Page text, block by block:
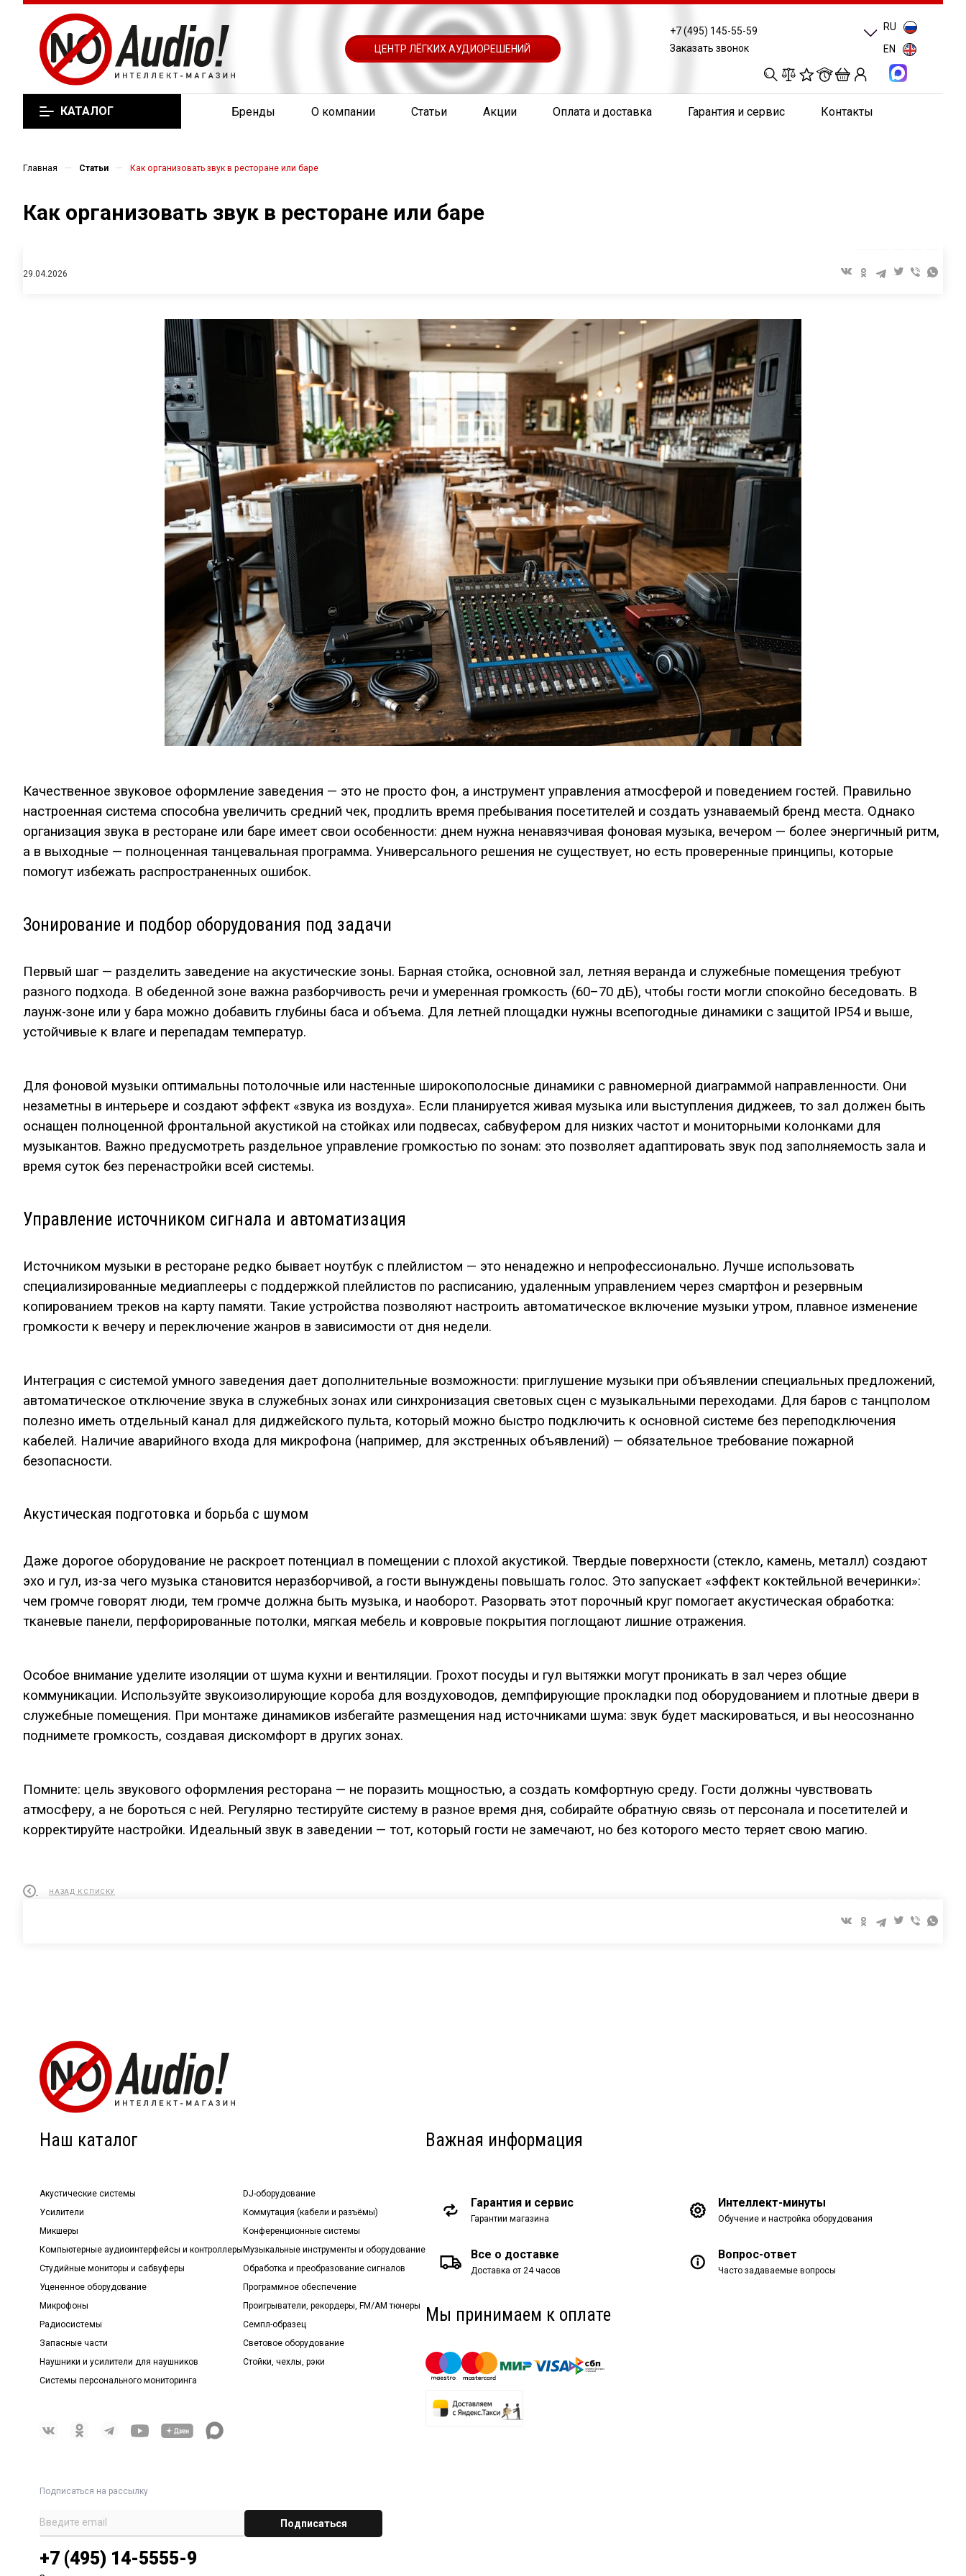
ЦЕНТР ЛЁГКИХ АУДИОРЕШЕНИЙ
+7 (495) 145-55-59
Заказать звонок
0
RU
EN
КАТАЛОГ Бренды О компании Статьи Акции Оплата и доставка Гарантия и сервис Контакты
Главная — Статьи — Как организовать звук в ресторане или баре
Как организовать звук в ресторане или баре
29.04.2026
Качественное звуковое оформление заведения — это не просто фон, а инструмент управления атмосферой и поведением гостей. Правильно
настроенная система способна увеличить средний чек, продлить время пребывания посетителей и создать узнаваемый бренд места. Однако
организация звука в ресторане или баре имеет свои особенности: днем нужна ненавязчивая фоновая музыка, вечером — более энергичный ритм,
а в выходные — полноценная танцевальная программа. Универсального решения не существует, но есть проверенные принципы, которые
помогут избежать распространенных ошибок.
Зонирование и подбор оборудования под задачи
Первый шаг — разделить заведение на акустические зоны. Барная стойка, основной зал, летняя веранда и служебные помещения требуют
разного подхода. В обеденной зоне важна разборчивость речи и умеренная громкость (60–70 дБ), чтобы гости могли спокойно беседовать. В
лаунж-зоне или у бара можно добавить глубины баса и объема. Для летней площадки нужны всепогодные динамики с защитой IP54 и выше,
устойчивые к влаге и перепадам температур.
Для фоновой музыки оптимальны потолочные или настенные широкополосные динамики с равномерной диаграммой направленности. Они
незаметны в интерьере и создают эффект «звука из воздуха». Если планируется живая музыка или выступления диджеев, то зал должен быть
оснащен полноценной фронтальной акустикой на стойках или подвесах, сабвуфером для низких частот и мониторными колонками для
музыкантов. Важно предусмотреть раздельное управление громкостью по зонам: это позволяет адаптировать звук под заполняемость зала и
время суток без перенастройки всей системы.
Управление источником сигнала и автоматизация
Источником музыки в ресторане редко бывает ноутбук с плейлистом — это ненадежно и непрофессионально. Лучше использовать
специализированные медиаплееры с поддержкой плейлистов по расписанию, удаленным управлением через смартфон и резервным
копированием треков на карту памяти. Такие устройства позволяют настроить автоматическое включение музыки утром, плавное изменение
громкости к вечеру и переключение жанров в зависимости от дня недели.
Интеграция с системой умного заведения дает дополнительные возможности: приглушение музыки при объявлении специальных предложений,
автоматическое отключение звука в служебных зонах или синхронизация световых сцен с музыкальными переходами. Для баров с танцполом
полезно иметь отдельный канал для диджейского пульта, который можно быстро подключить к основной системе без переподключения
кабелей. Наличие аварийного входа для микрофона (например, для экстренных объявлений) — обязательное требование пожарной
безопасности.
Акустическая подготовка и борьба с шумом
Даже дорогое оборудование не раскроет потенциал в помещении с плохой акустикой. Твердые поверхности (стекло, камень, металл) создают
эхо и гул, из-за чего музыка становится неразборчивой, а гости вынуждены повышать голос. Это запускает «эффект коктейльной вечеринки»:
чем громче говорят люди, тем громче должна быть музыка, и наоборот. Разорвать этот порочный круг помогает акустическая обработка:
тканевые панели, перфорированные потолки, мягкая мебель и ковровые покрытия поглощают лишние отражения.
Особое внимание уделите изоляции от шума кухни и вентиляции. Грохот посуды и гул вытяжки могут проникать в зал через общие
коммуникации. Используйте звукоизолирующие короба для воздуховодов, демпфирующие прокладки под оборудованием и плотные двери в
служебные помещения. При монтаже динамиков избегайте размещения над источниками шума: звук будет маскироваться, и вы неосознанно
поднимете громкость, создавая дискомфорт в других зонах.
Помните: цель звукового оформления ресторана — не поразить мощностью, а создать комфортную среду. Гости должны чувствовать
атмосферу, а не бороться с ней. Регулярно тестируйте систему в разное время дня, собирайте обратную связь от персонала и посетителей и
корректируйте настройки. Идеальный звук в заведении — тот, который гости не замечают, но без которого место теряет свою магию.
НАЗАД К СПИСКУ
Наш каталог
Акустические системы
Усилители
Микшеры
Компьютерные аудиоинтерфейсы и контроллеры
Студийные мониторы и сабвуферы
Уцененное оборудование
Микрофоны
Радиосистемы
Запасные части
Наушники и усилители для наушников
Системы персонального мониторинга
DJ-оборудование
Коммутация (кабели и разъёмы)
Конференционные системы
Музыкальные инструменты и оборудование
Обработка и преобразование сигналов
Программное обеспечение
Проигрыватели, рекордеры, FM/AM тюнеры
Семпл-образец
Световое оборудование
Стойки, чехлы, рэки
Подписаться на рассылку
+7 (495) 14-5555-9
Важная информация
Гарантия и сервис
Гарантии магазина
Интеллект-минуты
Обучение и настройка оборудования
Все о доставке
Доставка от 24 часов
Вопрос-ответ
Часто задаваемые вопросы
Мы принимаем к оплате